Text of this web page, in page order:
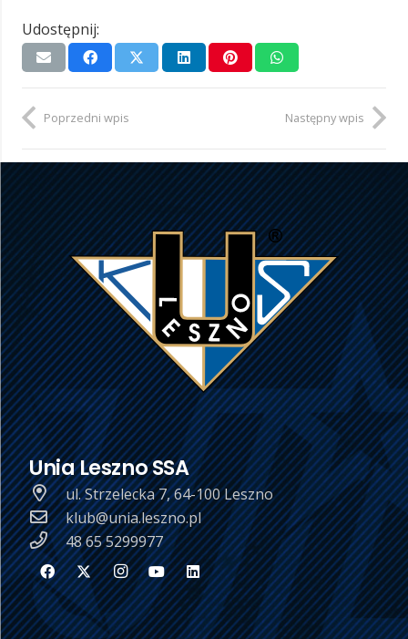
Udostępnij:
Poprzedni wpis Następny wpis
Unia Leszno SSA
ul. Strzelecka 7, 64-100 Leszno
klub@unia.leszno.pl
48 65 5299977